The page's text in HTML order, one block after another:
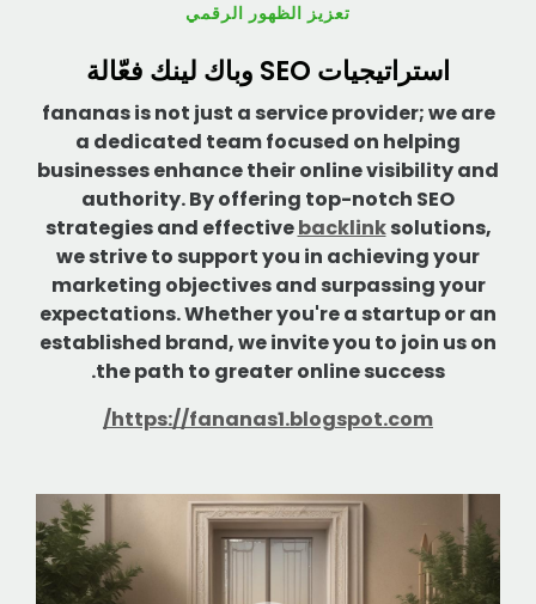
تعزيز الظهور الرقمي
استراتيجيات SEO وباك لينك فعّالة
fananas is not just a service provider; we are
a dedicated team focused on helping
businesses enhance their online visibility and
authority. By offering top-notch SEO
strategies and effectivebacklinksolutions,
we strive to support you in achieving your
marketing objectives and surpassing your
expectations. Whether you're a startup or an
established brand, we invite you to join us on
the path to greater online success.
https://fananas1.blogspot.com/